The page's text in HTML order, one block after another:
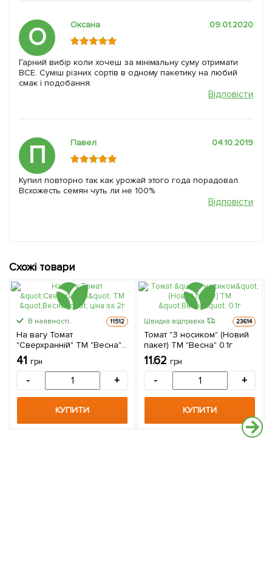
О Оксана 09.01.2020
Гарний вибір коли хочеш за мінімальну суму отримати
ВСЕ. Суміш різних сортів в одному пакетику на любий
смак і подобання.
Відповісти
П Павел 04.10.2019
Купил повторно так как урожай этого года порадовал.
Всхожесть семян чуть ли не 100%
Відповісти
Схожі товари
В наявності. 11512
На вагу Томат
"Сверхранній" ТМ "Весна"
ціна за 2г
41 грн
- +
КУПИТИ
Швидка відправка 23614
Томат "З носиком" (Новий
пакет) ТМ "Весна" 0.1г
11.62 грн
- +
КУПИТИ